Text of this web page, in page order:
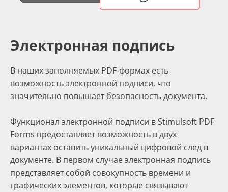
Электронная подпись
В наших заполняемых PDF-формах есть
возможность электронной подписи, что
значительно повышает безопасность документа.
Функционал электронной подписи в Stimulsoft PDF
Forms предоставляет возможность в двух
вариантах оставить уникальный цифровой след в
документе. В первом случае электронная подпись
представляет собой совокупность времени и
графических элементов, которые связывают